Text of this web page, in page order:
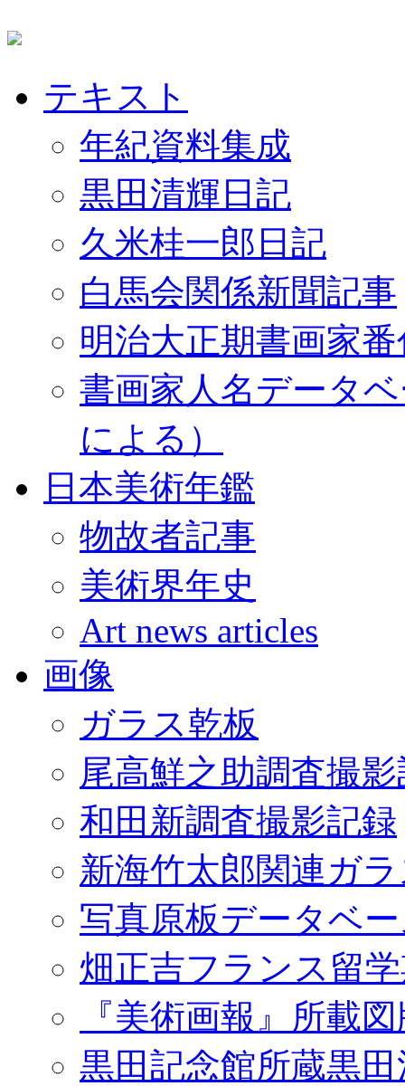
テキスト
年紀資料集成
黒田清輝日記
久米桂一郎日記
白馬会関係新聞記事
明治大正期書画家
書画家人名データ
による）
日本美術年鑑
物故者記事
美術界年史
Art news articles
画像
ガラス乾板
尾高鮮之助調査撮
和田新調査撮影記録
新海竹太郎関連ガ
写真原板データベ
畑正吉フランス留
『美術画報』所載
黒田記念館所蔵黒